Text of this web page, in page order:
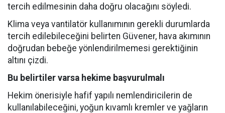
tercih edilmesinin daha doğru olacağını söyledi.
Klima veya vantilatör kullanımının gerekli durumlarda
tercih edilebileceğini belirten Güvener, hava akımının
doğrudan bebeğe yönlendirilmemesi gerektiğinin
altını çizdi.
Bu belirtiler varsa hekime başvurulmalı
Hekim önerisiyle hafif yapılı nemlendiricilerin de
kullanılabileceğini, yoğun kıvamlı kremler ve yağların